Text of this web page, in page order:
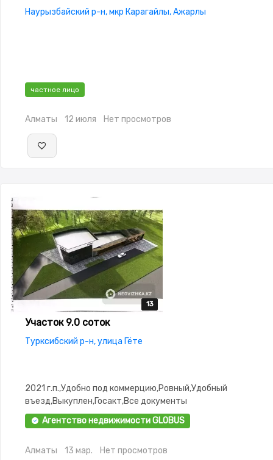
Наурызбайский р-н, мкр Карагайлы, Ажарлы
частное лицо
Алматы 12 июля Нет просмотров
13
13
13
13
13
Участок 9.0 соток
Турксибский р-н, улица Гёте
2021 г.п.,Удобно под коммерцию,Ровный,Удобный
въезд,Выкуплен,Госакт,Все документы
Агентство недвижимости GLOBUS
Алматы 13 мар. Нет просмотров